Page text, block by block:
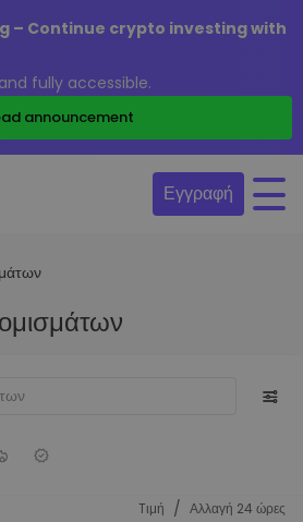
– Continue crypto investing with
fully accessible.
announcement
Εγγραφή
Tιμή / Αλλαγή 24 ώρες